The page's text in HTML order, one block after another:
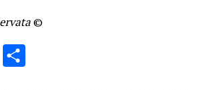
©
Email